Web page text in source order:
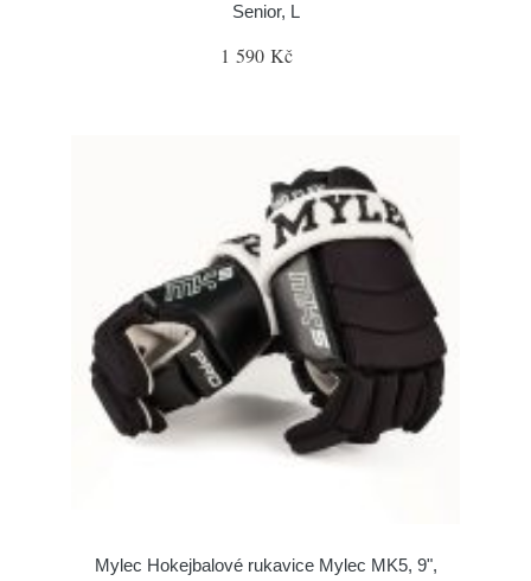
Senior, L
1 590 Kč
Mylec Hokejbalové rukavice Mylec MK5, 9",